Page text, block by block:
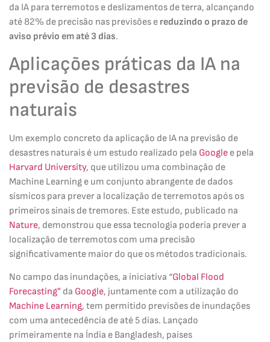
da IA para terremotos e deslizamentos de terra, alcançando
até 82% de precisão nas previsões e reduzindo o prazo de
aviso prévio em até 3 dias.
Aplicações práticas da IA na
previsão de desastres
naturais
Um exemplo concreto da aplicação de IA na previsão de
desastres naturais é um estudo realizado pela Google e pela
Harvard University, que utilizou uma combinação de
Machine Learning e um conjunto abrangente de dados
sísmicos para prever a localização de terremotos após os
primeiros sinais de tremores. Este estudo, publicado na
Nature, demonstrou que essa tecnologia poderia prever a
localização de terremotos com uma precisão
significativamente maior do que os métodos tradicionais.
No campo das inundações, a iniciativa “Global Flood
Forecasting” da Google, juntamente com a utilização do
Machine Learning, tem permitido previsões de inundações
com uma antecedência de até 5 dias. Lançado
primeiramente na Índia e Bangladesh, países